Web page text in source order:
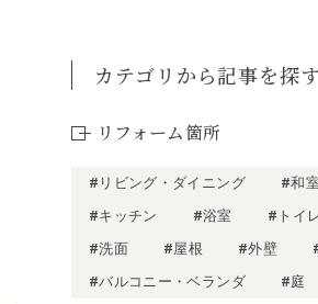
カテゴリから記事を探す
リフォーム箇所
#リビング・ダイニング
#和室
#キッチン
#浴室
#トイ
#洗面
#屋根 #外壁
#バルコニー・ベランダ
#庭